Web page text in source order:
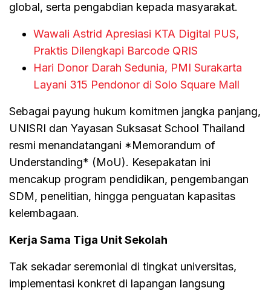
global, serta pengabdian kepada masyarakat.
Wawali Astrid Apresiasi KTA Digital PUS,
Praktis Dilengkapi Barcode QRIS
Hari Donor Darah Sedunia, PMI Surakarta
Layani 315 Pendonor di Solo Square Mall
Sebagai payung hukum komitmen jangka panjang,
UNISRI dan Yayasan Suksasat School Thailand
resmi menandatangani *Memorandum of
Understanding* (MoU). Kesepakatan ini
mencakup program pendidikan, pengembangan
SDM, penelitian, hingga penguatan kapasitas
kelembagaan.
Kerja Sama Tiga Unit Sekolah
Tak sekadar seremonial di tingkat universitas,
implementasi konkret di lapangan langsung